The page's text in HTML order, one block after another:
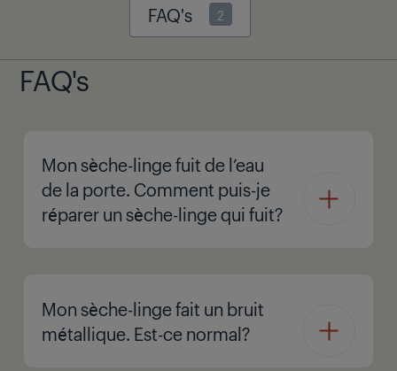
FAQ's 2
FAQ's
Mon sèche-linge fuit de l’eau
de la porte. Comment puis-je
réparer un sèche-linge qui fuit?
Mon sèche-linge fait un bruit
métallique. Est-ce normal?